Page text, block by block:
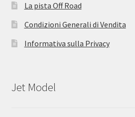
La pista Off Road
Condizioni Generali di Vendita
Informativa sulla Privacy
Jet Model